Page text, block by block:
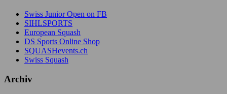
Swiss Junior Open on FB
SIHLSPORTS
European Squash
DS Sports Online Shop
SQUASHevents.ch
Swiss Squash
Archiv